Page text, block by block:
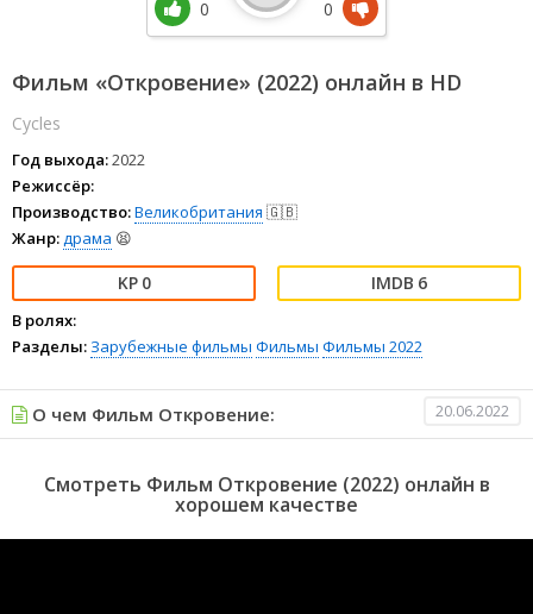
Фильм «Откровение» (2022) онлайн в HD
Cycles
Год выхода:2022
Режиссёр:
Производство:Великобритания 🇬🇧
Жанр:драма 😫
0 6
В ролях:
Разделы: Зарубежные фильмы Фильмы Фильмы 2022
0 0
О чем Фильм Откровение: 20.06.2022
Смотреть Фильм Откровение (2022) онлайн в
хорошем качестве